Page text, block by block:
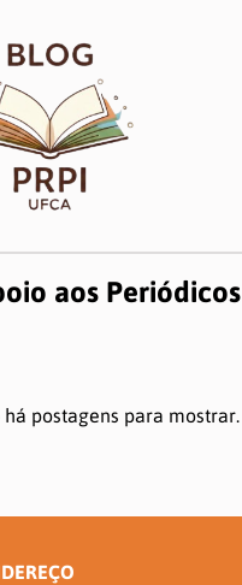
aos Periódicos
há postagens para mostrar.